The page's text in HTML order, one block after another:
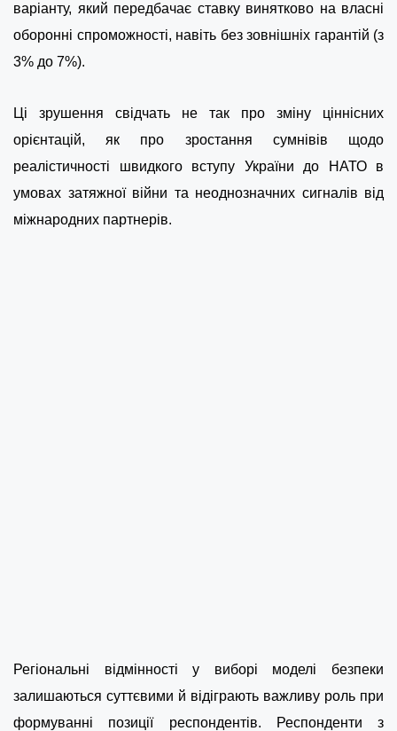
варіанту, який передбачає ставку винятково на власні
оборонні спроможності, навіть без зовнішніх гарантій (з
3% до 7%).
Ці зрушення свідчать не так про зміну ціннісних
орієнтацій, як про зростання сумнівів щодо
реалістичності швидкого вступу України до НАТО в
умовах затяжної війни та неоднозначних сигналів від
міжнародних партнерів.
Регіональні відмінності у виборі моделі безпеки
залишаються суттєвими й відіграють важливу роль при
формуванні позиції респондентів. Респонденти з